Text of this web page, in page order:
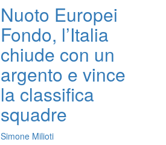
Nuoto Europei
Fondo, l’Italia
chiude con un
argento e vince
la classifica
squadre
Simone Milioti